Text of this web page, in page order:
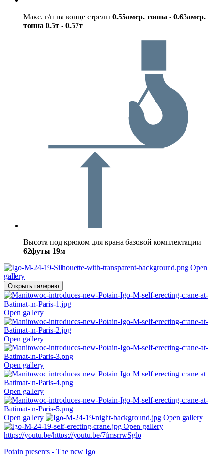
Макс. г/п на конце стрелы 0.55амер. тонна - 0.63амер.
тонна 0.5т - 0.57т
Высота под крюком для крана базовой комплектации
62футы 19м
Open
gallery
Открыть галерею
Open gallery
Open gallery
Open gallery
Open gallery
Open gallery
Open gallery
Open gallery
https://youtu.be/https://youtu.be/7fmsrrwSglo
Potain presents - The new Igo